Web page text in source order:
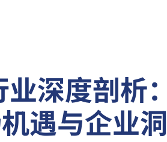
深度剖析：
遇与企业